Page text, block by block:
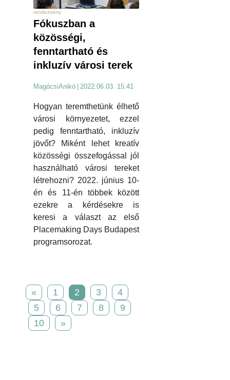
rendezvény
Fókuszban a
közösségi,
fenntartható és
inkluzív városi terek
MagócsiAnikó 2022.06.03. 15:41
Hogyan teremthetünk élhető
városi környezetet, ezzel
pedig fenntartható, inkluzív
jövőt? Miként lehet kreatív
közösségi összefogással jól
használható városi tereket
létrehozni? 2022. június 10-
én és 11-én többek között
ezekre a kérdésekre is
keresi a választ az első
Placemaking Days Budapest
programsorozat.
« 1 2 3
4
5
6 7 8
9
10
»